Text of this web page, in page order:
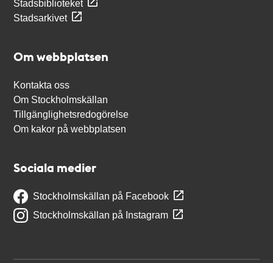
Stadsbiblioteket
Stadsarkivet
Om webbplatsen
Kontakta oss
Om Stockholmskällan
Tillgänglighetsredogörelse
Om kakor på webbplatsen
Sociala medier
Stockholmskällan på Facebook
Stockholmskällan på Instagram